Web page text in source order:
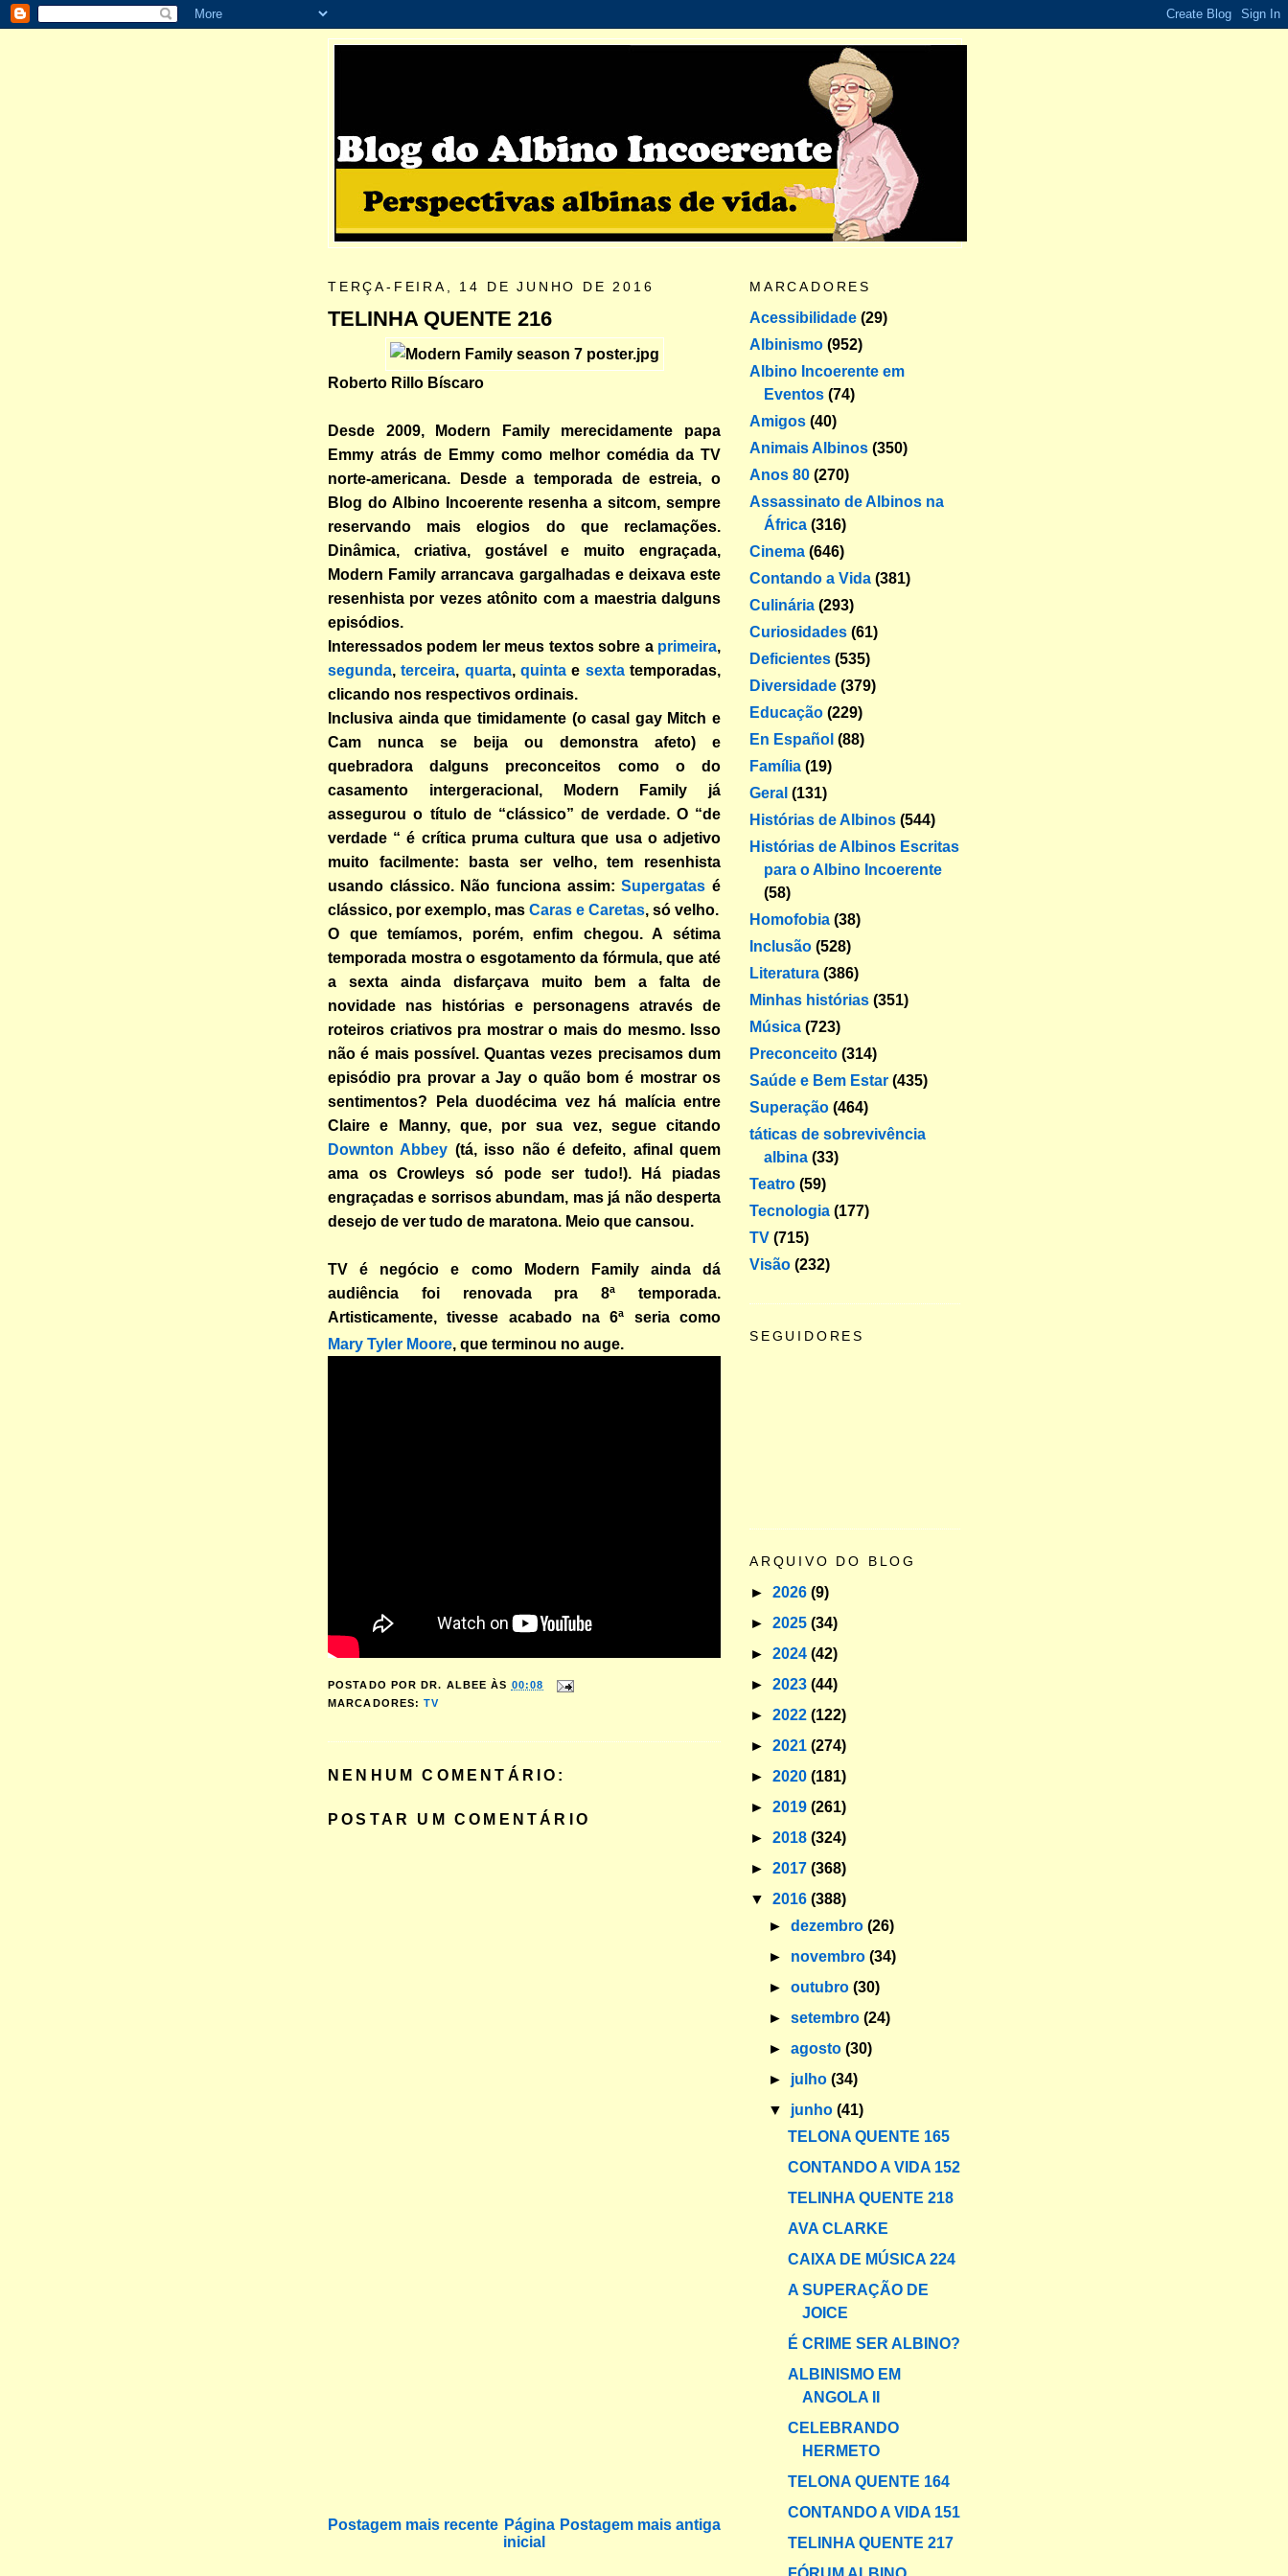
TERÇA-FEIRA, 14 DE JUNHO DE 2016
TELINHA QUENTE 216
Roberto Rillo Bíscaro
Desde 2009, Modern Family merecidamente papa
Emmy atrás de Emmy como melhor comédia da TV
norte-americana. Desde a temporada de estreia, o
Blog do Albino Incoerente resenha a sitcom, sempre
reservando mais elogios do que reclamações.
Dinâmica, criativa, gostável e muito engraçada,
Modern Family arrancava gargalhadas e deixava este
resenhista por vezes atônito com a maestria dalguns
episódios.
Interessados podem ler meus textos sobre a primeira,
segunda,terceira, quarta,quinta e sextatemporadas,
clicando nos respectivos ordinais.
Inclusiva ainda que timidamente (o casal gay Mitch e
Cam nunca se beija ou demonstra afeto) e
quebradora dalguns preconceitos como o do
casamento intergeracional, Modern Family já
assegurou o título de “clássico” de verdade. O “de
verdade “ é crítica pruma cultura que usa o adjetivo
muito facilmente: basta ser velho, tem resenhista
usando clássico. Não funciona assim:Supergatas é
clássico, por exemplo, mas Caras e Caretas, só velho.
O que temíamos, porém, enfim chegou. A sétima
temporada mostra o esgotamento da fórmula, que até
a sexta ainda disfarçava muito bem a falta de
novidade nas histórias e personagens através de
roteiros criativos pra mostrar o mais do mesmo. Isso
não é mais possível. Quantas vezes precisamos dum
episódio pra provar a Jay o quão bom é mostrar os
sentimentos? Pela duodécima vez há malícia entre
Claire e Manny, que, por sua vez, segue citando
Downton Abbey (tá, isso não é defeito, afinal quem
ama os Crowleys só pode ser tudo!). Há piadas
engraçadas e sorrisos abundam, mas já não desperta
desejo de ver tudo de maratona. Meio que cansou.
TV é negócio e como Modern Family ainda dá
audiência foi renovada pra 8ª temporada.
Artisticamente, tivesse acabado na 6ª seria como
Mary Tyler Moore, que terminou no auge.
POSTADO POR DR. ALBEE ÀS 00:08
MARCADORES:TV
NENHUM COMENTÁRIO:
POSTAR UM COMENTÁRIO
Postagem mais recente Postagem mais antiga
Página
inicial
MARCADORES
Acessibilidade (29)
Albinismo (952)
Albino Incoerente em
Eventos (74)
Amigos (40)
Animais Albinos (350)
Anos 80 (270)
Assassinato de Albinos na
África (316)
Cinema (646)
Contando a Vida (381)
Culinária (293)
Curiosidades (61)
Deficientes (535)
Diversidade (379)
Educação (229)
En Español (88)
Família (19)
Geral (131)
Histórias de Albinos (544)
Histórias de Albinos Escritas
para o Albino Incoerente
(58)
Homofobia (38)
Inclusão (528)
Literatura (386)
Minhas histórias (351)
Música (723)
Preconceito (314)
Saúde e Bem Estar (435)
Superação (464)
táticas de sobrevivência
albina (33)
Teatro (59)
Tecnologia (177)
TV (715)
Visão (232)
SEGUIDORES
ARQUIVO DO BLOG
► 2026 (9)
► 2025 (34)
► 2024 (42)
► 2023 (44)
► 2022 (122)
► 2021 (274)
► 2020 (181)
► 2019 (261)
► 2018 (324)
► 2017 (368)
▼ 2016 (388)
►dezembro(26)
► novembro(34)
►outubro(30)
►setembro(24)
►agosto(30)
► julho(34)
▼ junho(41)
TELONA QUENTE 165
CONTANDO A VIDA 152
TELINHA QUENTE 218
AVA CLARKE
CAIXA DE MÚSICA 224
A SUPERAÇÃO DE
JOICE
É CRIME SER ALBINO?
ALBINISMO EM
ANGOLA II
CELEBRANDO
HERMETO
TELONA QUENTE 164
CONTANDO A VIDA 151
TELINHA QUENTE 217